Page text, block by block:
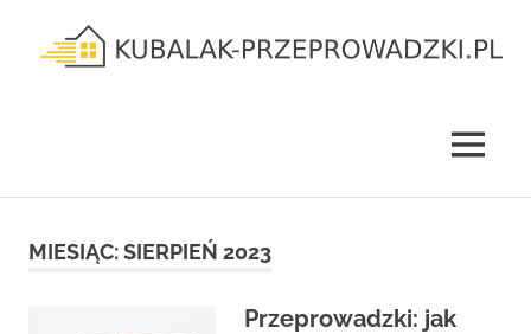
content
MENU
MIESIĄC:SIERPIEŃ 2023
Przeprowadzki: jak